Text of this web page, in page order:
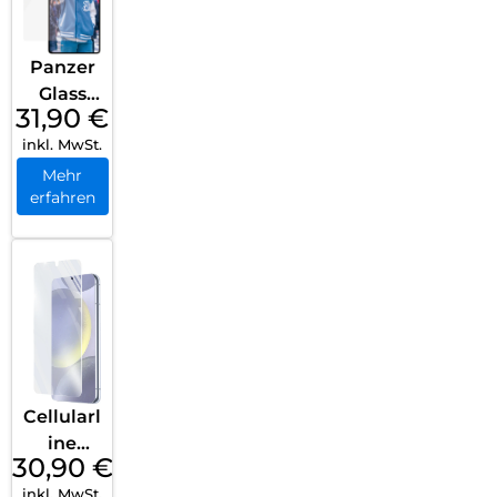
Transpa
rent
Panzer
Glass
Ceramic
Screen
Protect
or
Ultra
Ultra
Wide Fit
Transpa
rent
31,90 €
inkl. MwSt.
Mehr
erfahren
Cellularl
ine
Impact
30,90 €
inkl. MwSt.